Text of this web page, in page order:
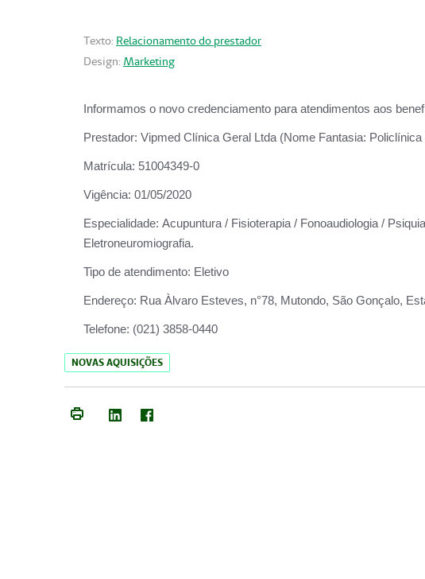
Texto: Relacionamento do prestador
Design: Marketing
Informamos o novo credenciamento para atendimentos aos
Prestador: Vipmed Clínica Geral Ltda (Nome Fantasia: Policlínica
Matrícula: 51004349-0
Vigência: 01/05/2020
Especialidade: Acupuntura / Fisioterapia / Fonoaudiologia /
Eletroneuromiografia.
Tipo de atendimento: Eletivo
Endereço: Rua Àlvaro Esteves, n°78, Mutondo, São Gonçalo,
Telefone: (021) 3858-0440
NOVAS AQUISIÇÕES